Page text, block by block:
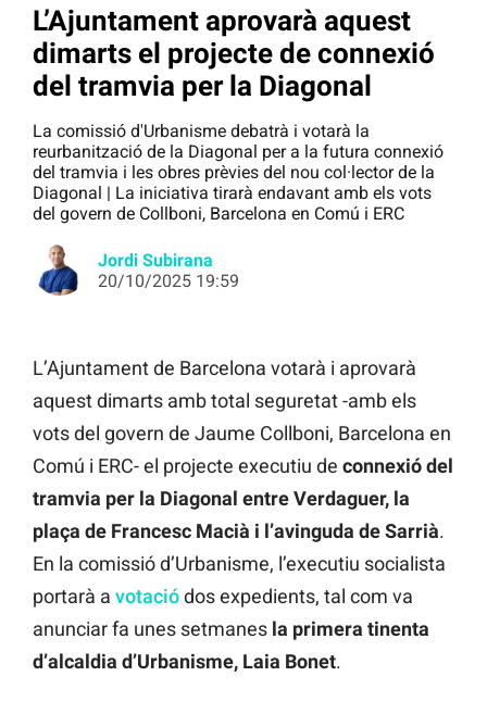
L’Ajuntament aprovarà aquest
dimarts el projecte de connexió
del tramvia per la Diagonal
La comissió d'Urbanisme debatrà i votarà la
reurbanització de la Diagonal per a la futura connexió
del tramvia i les obres prèvies del nou col·lector de la
Diagonal | La iniciativa tirarà endavant amb els vots
del govern de Collboni, Barcelona en Comú i ERC
Jordi Subirana
20/10/2025 19:59
L’Ajuntament de Barcelona votarà i aprovarà
aquest dimarts amb total seguretat -amb els
vots del govern de Jaume Collboni, Barcelona en
Comú i ERC- el projecte executiu de connexió del
tramvia per la Diagonal entre Verdaguer, la
plaça de Francesc Macià i l’avinguda de Sarrià.
En la comissió d’Urbanisme, l’executiu socialista
portarà a votaciódos expedients, tal com va
anunciar fa unes setmanes la primera tinenta
d’alcaldia d’Urbanisme, Laia Bonet.